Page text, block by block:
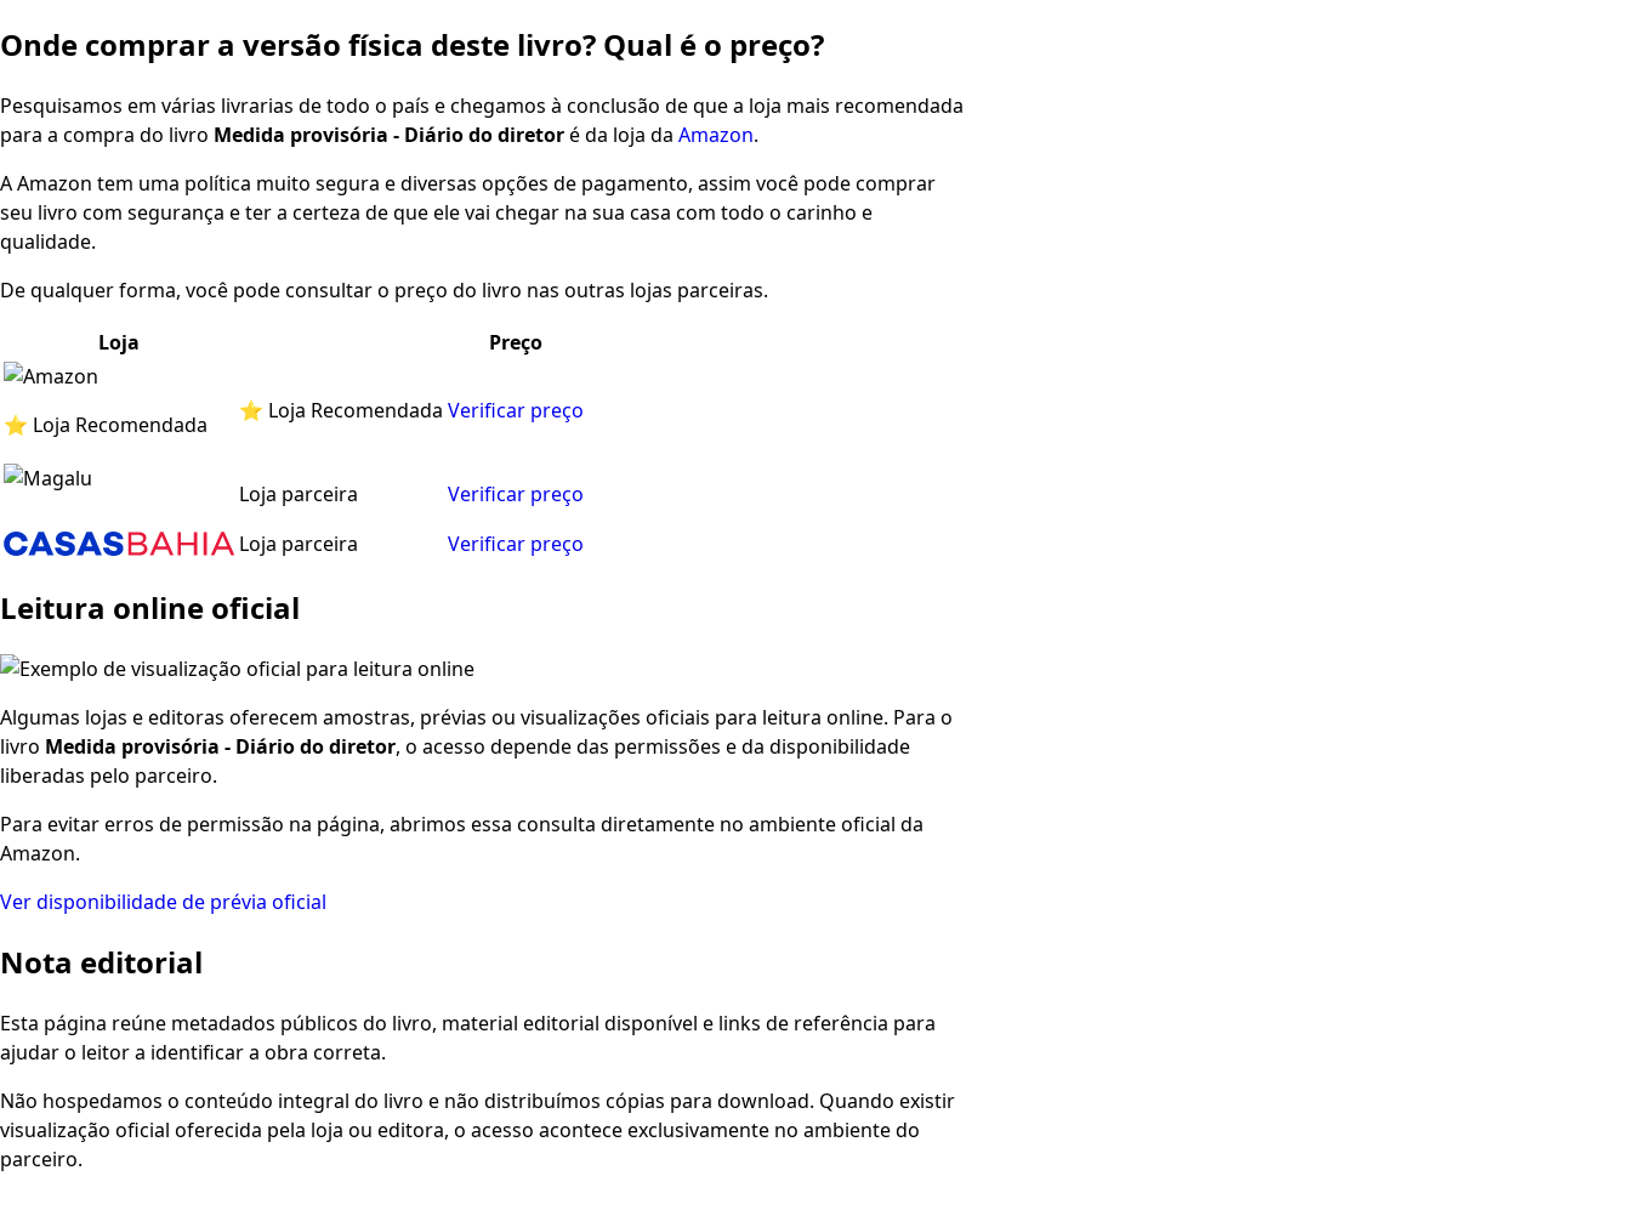
Onde comprar a versão física deste livro? Qual é o preço?
Pesquisamos em várias livrarias de todo o país e chegamos à conclusão de que a loja mais recomendada
para a compra do livro Medida provisória - Diário do diretoré da loja da Amazon.
A Amazon tem uma política muito segura e diversas opções de pagamento, assim você pode comprar
seu livro com segurança e ter a certeza de que ele vai chegar na sua casa com todo o carinho e
qualidade.
De qualquer forma, você pode consultar o preço do livro nas outras lojas parceiras.
Loja
Preço
⭐ Loja Recomendada
⭐ Loja Recomendada Verificar preço
Loja parceira
Verificar preço
Loja parceira
Verificar preço
Leitura online oficial
Algumas lojas e editoras oferecem amostras, prévias ou visualizações oficiais para leitura online. Para o
livro Medida provisória - Diário do diretor, o acesso depende das permissões e da disponibilidade
liberadas pelo parceiro.
Para evitar erros de permissão na página, abrimos essa consulta diretamente no ambiente oficial da
Amazon.
Ver disponibilidade de prévia oficial
Nota editorial
Esta página reúne metadados públicos do livro, material editorial disponível e links de referência para
ajudar o leitor a identificar a obra correta.
Não hospedamos o conteúdo integral do livro e não distribuímos cópias para download. Quando existir
visualização oficial oferecida pela loja ou editora, o acesso acontece exclusivamente no ambiente do
parceiro.